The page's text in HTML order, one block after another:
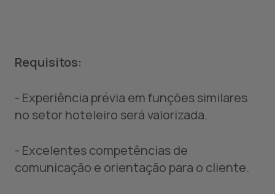
Requisitos:
- Experiência prévia em funções similares
no setor hoteleiro será valorizada.
- Excelentes competências de
comunicação e orientação para o cliente.